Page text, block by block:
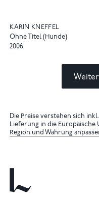
KARIN KNEFFEL
Ohne Titel (Hunde)
2006
Die Preise verstehen sich
Lieferung in die Europäische
Region und Währung